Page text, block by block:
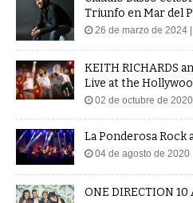
Triunfo en Mar del
26 de marzo de 2024 |
KEITH RICHARDS
Live at the
02 de octubre de 2020
La Ponderosa Rock
04 de agosto de 2020 |
ONE DIRECTION 10